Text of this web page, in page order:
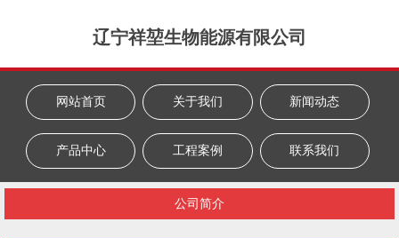
辽宁祥堃生物能源有限公司
网站首页 关于我们 新闻动态
产品中心 工程案例 联系我们
公司简介